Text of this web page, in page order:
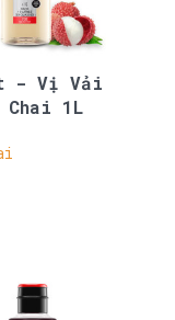
- Vị Vải
1L